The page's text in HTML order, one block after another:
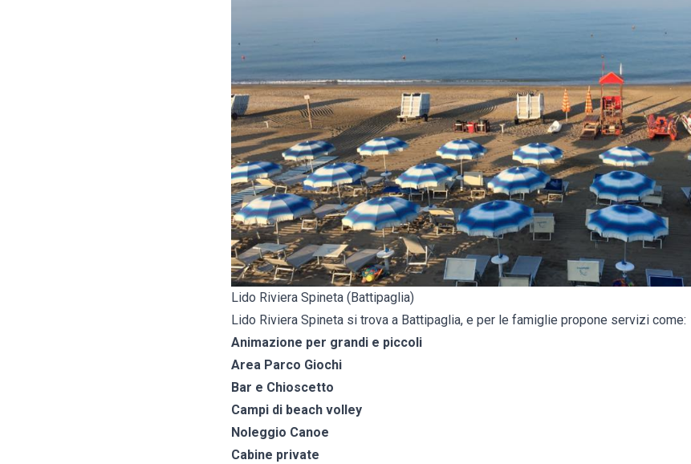
Lido Riviera Spineta (Battipaglia)
Lido Riviera Spineta si trova a Battipaglia, e per le famiglie propone servizi come:
Animazione per grandi e piccoli
Area Parco Giochi
Bar e Chioscetto
Campi di beach volley
Noleggio Canoe
Cabine private